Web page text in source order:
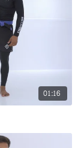
01:16